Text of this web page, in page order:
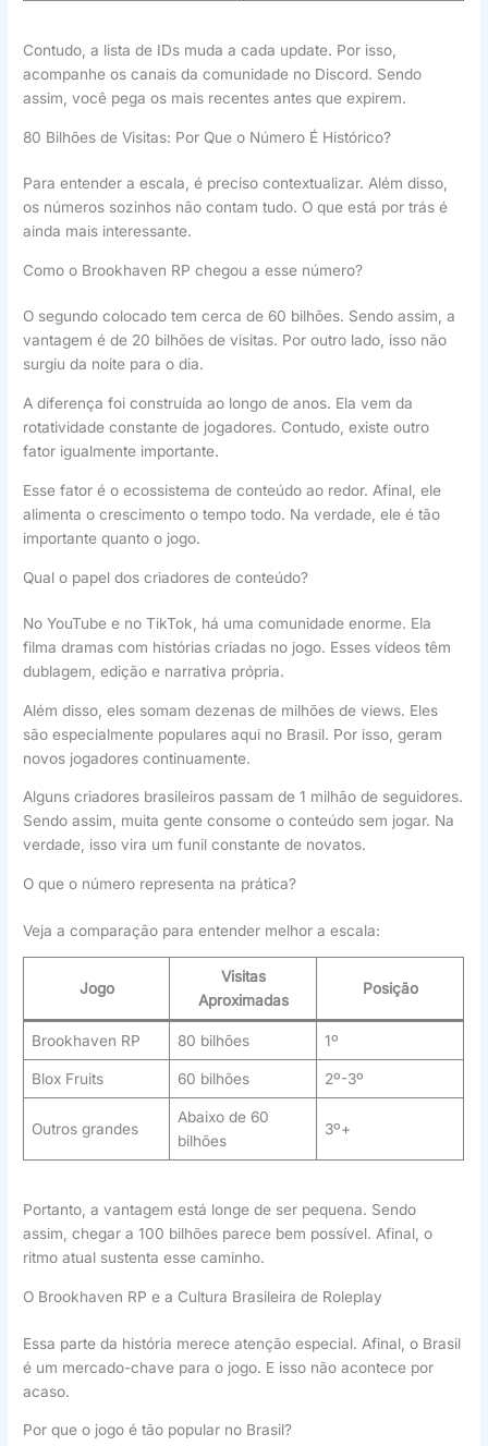
Contudo, a lista de IDs muda a cada update. Por isso,
acompanhe os canais da comunidade no Discord. Sendo
assim, você pega os mais recentes antes que expirem.
80 Bilhões de Visitas: Por Que o Número É Histórico?
Para entender a escala, é preciso contextualizar. Além disso,
os números sozinhos não contam tudo. O que está por trás é
ainda mais interessante.
Como o Brookhaven RP chegou a esse número?
O segundo colocado tem cerca de 60 bilhões. Sendo assim, a
vantagem é de 20 bilhões de visitas. Por outro lado, isso não
surgiu da noite para o dia.
A diferença foi construída ao longo de anos. Ela vem da
rotatividade constante de jogadores. Contudo, existe outro
fator igualmente importante.
Esse fator é o ecossistema de conteúdo ao redor. Afinal, ele
alimenta o crescimento o tempo todo. Na verdade, ele é tão
importante quanto o jogo.
Qual o papel dos criadores de conteúdo?
No YouTube e no TikTok, há uma comunidade enorme. Ela
filma dramas com histórias criadas no jogo. Esses vídeos têm
dublagem, edição e narrativa própria.
Além disso, eles somam dezenas de milhões de views. Eles
são especialmente populares aqui no Brasil. Por isso, geram
novos jogadores continuamente.
Alguns criadores brasileiros passam de 1 milhão de seguidores.
Sendo assim, muita gente consome o conteúdo sem jogar. Na
verdade, isso vira um funil constante de novatos.
O que o número representa na prática?
Veja a comparação para entender melhor a escala:
Jogo
Visitas
Aproximadas
Posição
Brookhaven RP 80 bilhões 1º
Blox Fruits 60 bilhões 2º-3º
Outros grandes
Abaixo de 60
bilhões
3º+
Portanto, a vantagem está longe de ser pequena. Sendo
assim, chegar a 100 bilhões parece bem possível. Afinal, o
ritmo atual sustenta esse caminho.
O Brookhaven RP e a Cultura Brasileira de Roleplay
Essa parte da história merece atenção especial. Afinal, o Brasil
é um mercado-chave para o jogo. E isso não acontece por
acaso.
Por que o jogo é tão popular no Brasil?